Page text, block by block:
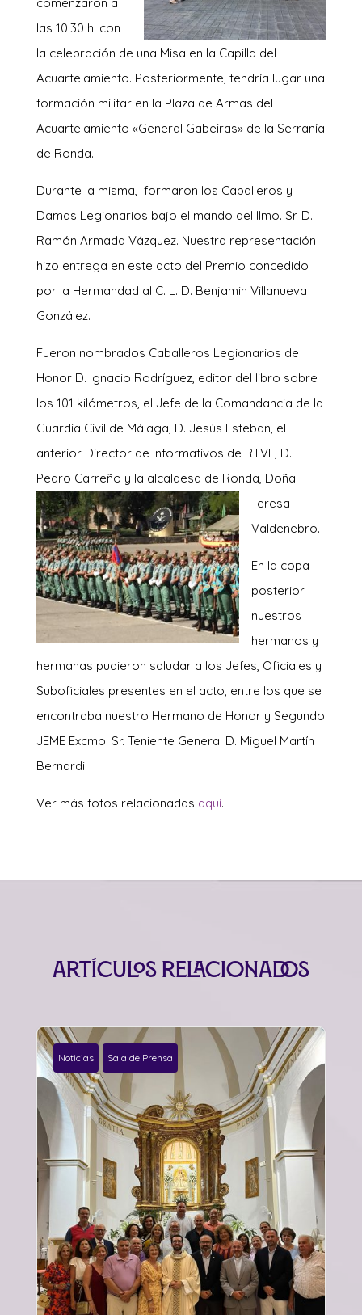
las 10:30 h. con
la celebración de una Misa en la Capilla del
Acuartelamiento. Posteriormente, tendría lugar una
formación militar en la Plaza de Armas del
Acuartelamiento «General Gabeiras» de la Serranía
de Ronda.
Durante la misma, formaron los Caballeros y
Damas Legionarios bajo el mando del Ilmo. Sr. D.
Ramón Armada Vázquez. Nuestra representación
hizo entrega en este acto del Premio concedido
por la Hermandad al C. L. D. Benjamin Villanueva
González.
Fueron nombrados Caballeros Legionarios de
Honor D. Ignacio Rodríguez, editor del libro sobre
los 101 kilómetros, el Jefe de la Comandancia de la
Guardia Civil de Málaga, D. Jesús Esteban, el
anterior Director de Informativos de RTVE, D.
Pedro Carreño y la alcaldesa de Ronda, Doña
Teresa
Valdenebro.
En la copa
posterior
nuestros
hermanos y
hermanas pudieron saludar a los Jefes, Oficiales y
Suboficiales presentes en el acto, entre los que se
encontraba nuestro Hermano de Honor y Segundo
JEME Excmo. Sr. Teniente General D. Miguel Martín
Bernardi.
Ver más fotos relacionadas aquí.
Artículos relacionados
Noticias Sala de Prensa